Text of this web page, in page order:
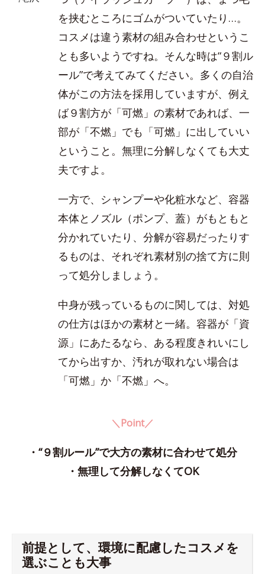
を挟むところにゴムがついていたり…。
コスメは違う素材の組み合わせというこ
とも多いようですね。そんな時は“９割ル
ール”で考えてみてください。多くの自治
体がこの方法を採用していますが、例え
ば９割方が「可燃」の素材であれば、一
部が「不燃」でも「可燃」に出していい
ということ。無理に分解しなくても大丈
夫ですよ。
一方で、シャンプーや化粧水など、容器
本体とノズル（ポンプ、蓋）がもともと
分かれていたり、分解が容易だったりす
るものは、それぞれ素材別の捨て方に則
って処分しましょう。
中身が残っているものに関しては、対処
の仕方はほかの素材と一緒。容器が「資
源」にあたるなら、ある程度きれいにし
てから出すか、汚れが取れない場合は
「可燃」か「不燃」へ。
＼Point／
・“９割ルール”で大方の素材に合わせて処分
・無理して分解しなくてOK
前提として、環境に配慮したコスメを
選ぶことも大事